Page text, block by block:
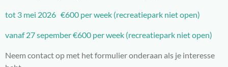
tot 3 mei 2026 €600 per week (recreatiepark niet open)
vanaf 27 sepember €600 per week (recreatiepark niet open)
Neem contact op met het formulier onderaan als je interesse